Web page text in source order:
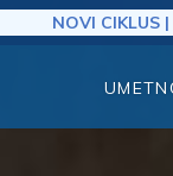
NOVI CIKLUS